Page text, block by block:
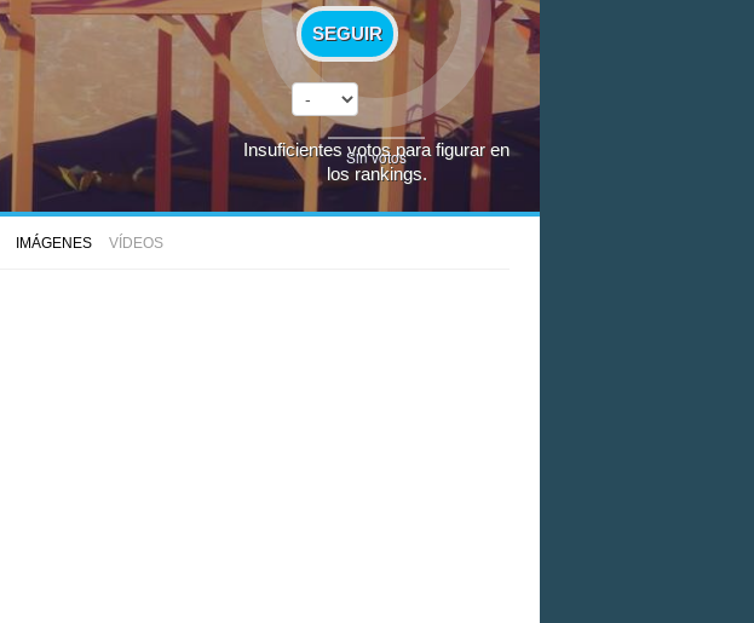
SEGUIR
Sin votos
Insuficientes votos para figurar en
los rankings.
IMÁGENES VÍDEOS